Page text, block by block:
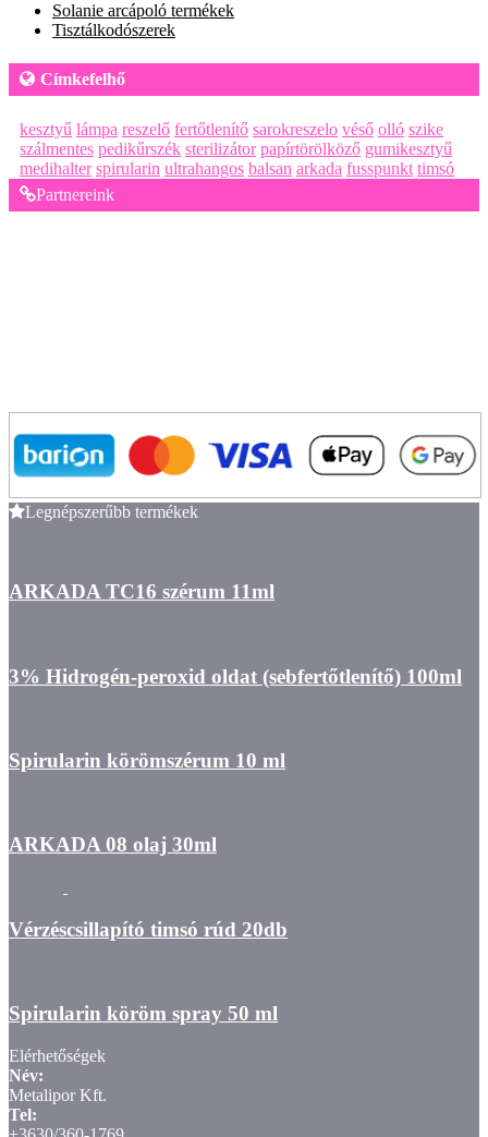
Solanie arcápoló termékek
Tisztálkodószerek
Címkefelhő
kesztyű lámpa reszelő fertőtlenítő sarokreszelo véső olló szike
szálmentes pedikűrszék sterilizátor papírtörölköző gumikesztyű
medihalter spirularin ultrahangos balsan arkada fusspunkt timsó
Partnereink
Legnépszerűbb termékek
ARKADA TC16 szérum 11ml
3% Hidrogén-peroxid oldat (sebfertőtlenítő) 100ml
Spirularin körömszérum 10 ml
ARKADA 08 olaj 30ml
Vérzéscsillapító timsó rúd 20db
Spirularin köröm spray 50 ml
Elérhetőségek
Név:
Metalipor Kft.
Tel: